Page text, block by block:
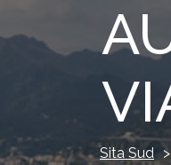
Sita Sud >